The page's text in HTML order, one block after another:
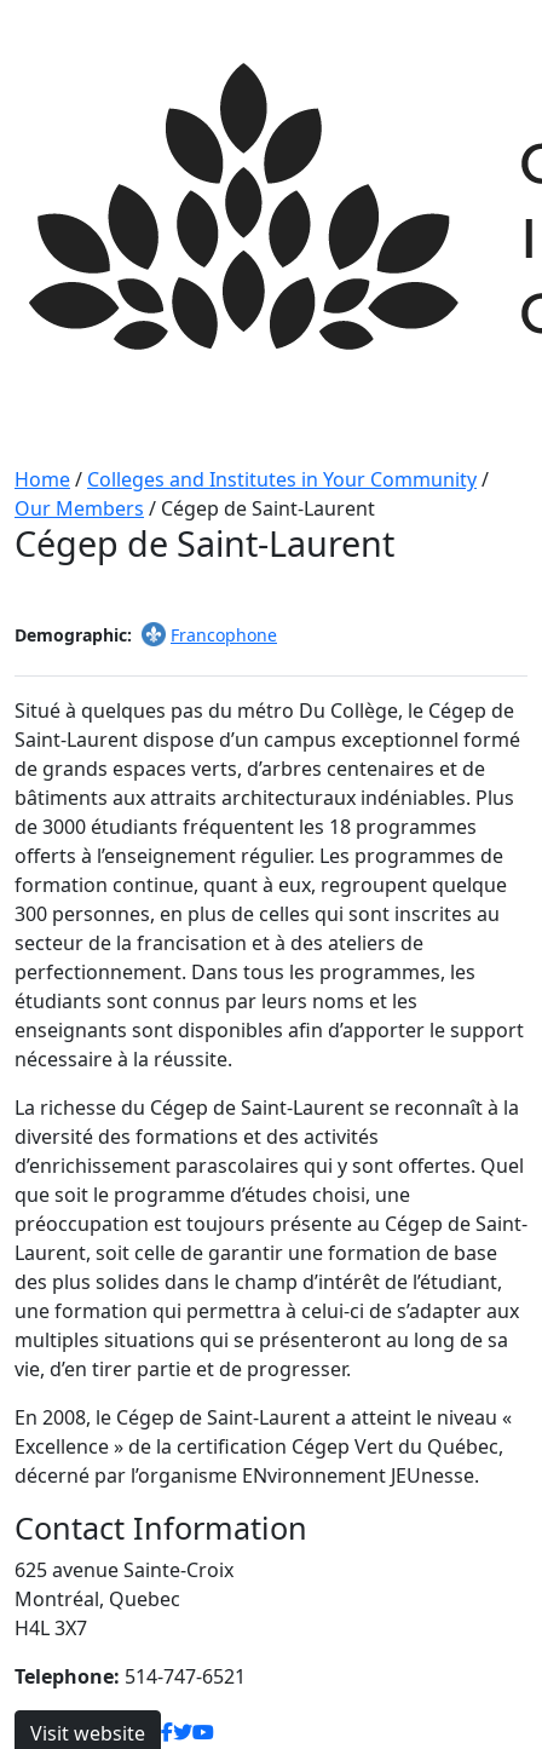
Home/ Colleges and Institutes in Your Community/
Our Members / Cégep de Saint-Laurent
Cégep de Saint-Laurent
Demographic: Francophone
Situé à quelques pas du métro Du Collège, le Cégep de
Saint-Laurent dispose d’un campus exceptionnel formé
de grands espaces verts, d’arbres centenaires et de
bâtiments aux attraits architecturaux indéniables. Plus
de 3000 étudiants fréquentent les 18 programmes
offerts à l’enseignement régulier. Les programmes de
formation continue, quant à eux, regroupent quelque
300 personnes, en plus de celles qui sont inscrites au
secteur de la francisation et à des ateliers de
perfectionnement. Dans tous les programmes, les
étudiants sont connus par leurs noms et les
enseignants sont disponibles afin d’apporter le support
nécessaire à la réussite.
La richesse du Cégep de Saint-Laurent se reconnaît à la
diversité des formations et des activités
d’enrichissement parascolaires qui y sont offertes. Quel
que soit le programme d’études choisi, une
préoccupation est toujours présente au Cégep de Saint-
Laurent, soit celle de garantir une formation de base
des plus solides dans le champ d’intérêt de l’étudiant,
une formation qui permettra à celui-ci de s’adapter aux
multiples situations qui se présenteront au long de sa
vie, d’en tirer partie et de progresser.
En 2008, le Cégep de Saint-Laurent a atteint le niveau «
Excellence » de la certification Cégep Vert du Québec,
décerné par l’organisme ENvironnement JEUnesse.
Contact Information
625 avenue Sainte-Croix
Montréal, Quebec
H4L 3X7
Telephone: 514-747-6521
Visit website